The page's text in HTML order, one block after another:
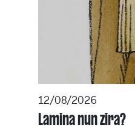
12/08/2026
Lamina nun zira?